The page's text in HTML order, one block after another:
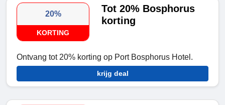
20%
KORTING
Tot 20% Bosphorus
korting
Ontvang tot 20% korting op Port Bosphorus Hotel.
krijg deal